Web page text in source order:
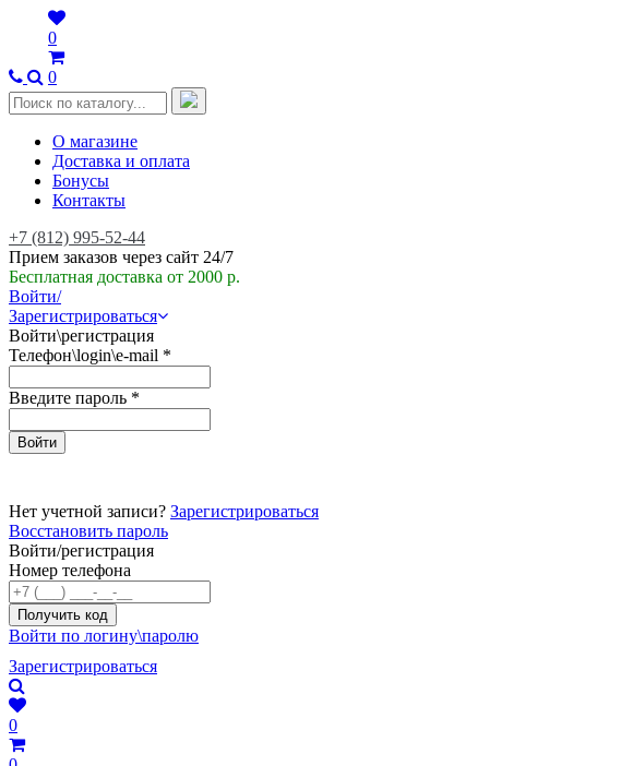
0
0
О магазине
Доставка и оплата
Бонусы
Контакты
+7 (812) 995-52-44
Прием заказов через сайт 24/7
Бесплатная доставка от 2000 р.
Войти/
Зарегистрироваться
Войти\регистрация
Телефон\login\e-mail *
Введите пароль *
Нет учетной записи? Зарегистрироваться
Восстановить пароль
Войти/регистрация
Номер телефона
Войти по логину\паролю
Зарегистрироваться
0